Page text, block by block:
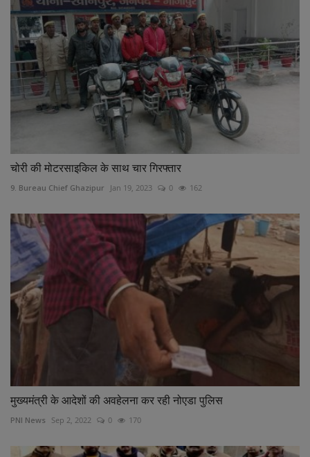
चोरी की मोटरसाइकिल के साथ चार गिरफ्तार
9. Bureau Chief Ghazipur Jan 19, 2023 0 162
मुख्यमंत्री के आदेशों की अवहेलना कर रही नोएडा पुलिस
PNI News Sep 2, 2022 0 170